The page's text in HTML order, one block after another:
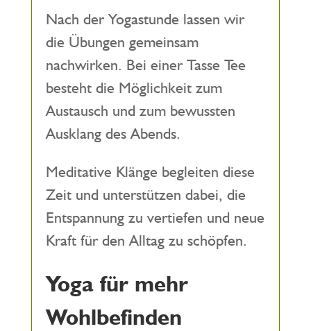
Nach der Yogastunde lassen wir
die Übungen gemeinsam
nachwirken. Bei einer Tasse Tee
besteht die Möglichkeit zum
Austausch und zum bewussten
Ausklang des Abends.
Meditative Klänge begleiten diese
Zeit und unterstützen dabei, die
Entspannung zu vertiefen und neue
Kraft für den Alltag zu schöpfen.
Yoga für mehr
Wohlbefinden